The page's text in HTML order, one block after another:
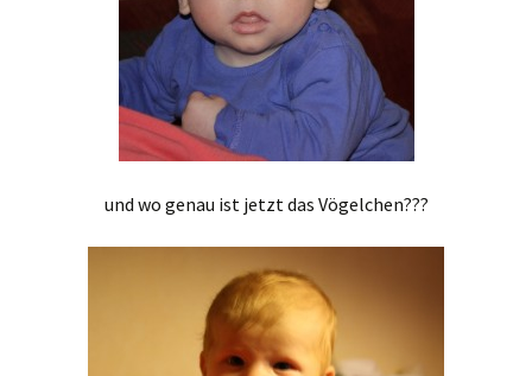
und wo genau ist jetzt das Vögelchen???